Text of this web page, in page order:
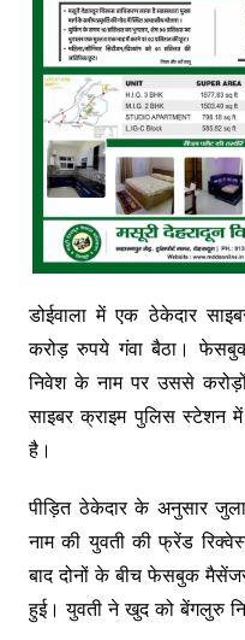
डोईवालामें एक ठेकेदार
करोड़ रुपये गंवा बैठा।
निवेश के नाम पर उससे
साइबर क्राइम पुलिस स्टेशन
है।
पीड़ित ठेकेदार के अनुसार
नाम की युवती की फ्रेंड
बाद दोनों के बीच फेसबुक
हुई। युवती ने खुद को बेंगलुरु